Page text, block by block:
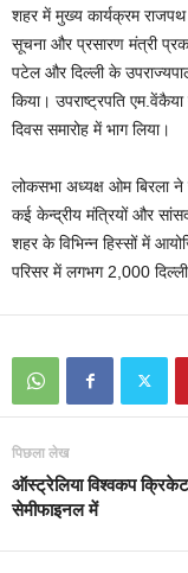
शहर में मुख्‍य कार्यक्रम राजपथ
सूचना और प्रसारण मंत्री
पटेल और दिल्‍ली के
किया। उपराष्‍ट्रपति
दिवस समारोह में भाग लिया।
लोकसभा अध्‍यक्ष ओम बिरला
कई केन्‍द्रीय मंत्रियों और
शहर के विभिन्‍न हिस्‍सों में
परिसर में लगभग 2,000
पिछला लेख
ऑस्ट्रेलिया विश्वकप
सेमीफाइनल में